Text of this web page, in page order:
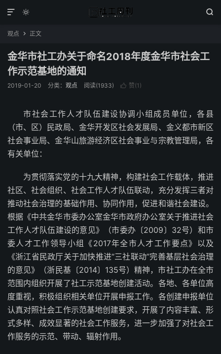
 

观点  正文
金华市社工办关于命名2018年度金华市社会工
作示范基地的通知
2019-01-20 分类： 观点 阅读(1933)  赞(1 )
市社会工作人才队伍建设协调小组成员单位，各县
（市、区）民政局、金华开发区社会发展局、金义都市新区
社会事业局、金华山旅游经济区社会事业与宗教管理局，各
有关单位：
为贯彻落实党的十九大精神，构建社会工作载体，推进
社区、社会组织、社会工作人才队伍联动，充分发挥三者对
推动社会治理的基础作用、协同作用，促进和谐社会建设。
根据《中共金华市委办公室金华市政府办公室关于推进社会
工作人才队伍建设的意见》（市委办〔2009〕32号）和市
委人才工作领导小组《2017年全市人才工作要点》以及
《浙江省民政厅关于加快推进“三社联动”完善基层社会治理
的意见》（浙民基〔2014〕135号）精神，市社工办在全市
范围内组织开展了社工示范基地创建活动。各地、各单位高
度重视，积极组织相关单位开展申报工作。各创建申报单位
认真对照社会工作示范基地创建要求，开展了内容丰富、形
式多样、成效显著的社会工作服务，进一步加强了对社会工
作服务的示范、带动、辐射作用。